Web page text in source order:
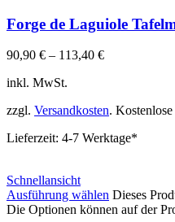
Forge de Laguiole
90,90 € – 113,40 €
inkl. MwSt.
zzgl. Versandkosten.
Lieferzeit: 4-7 Werktage*
Schnellansicht
Ausführung wählen Dieses
Die Optionen können auf der